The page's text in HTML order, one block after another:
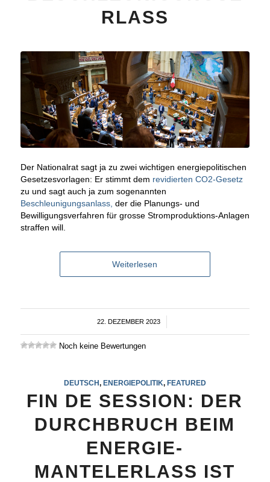
RLASS
Der Nationalrat sagt ja zu zwei wichtigen energiepolitischen
Gesetzesvorlagen: Er stimmt dem revidierten CO2-Gesetz
zu und sagt auch ja zum sogenannten
Beschleunigungsanlass, der die Planungs- und
Bewilligungsverfahren für grosse Stromproduktions-Anlagen
straffen will.
Weiterlesen
22. DEZEMBER 2023
/
Noch keine Bewertungen
DEUTSCH, ENERGIEPOLITIK, FEATURED
FIN DE SESSION: DER
DURCHBRUCH BEIM
ENERGIE-
MANTELERLASS IST